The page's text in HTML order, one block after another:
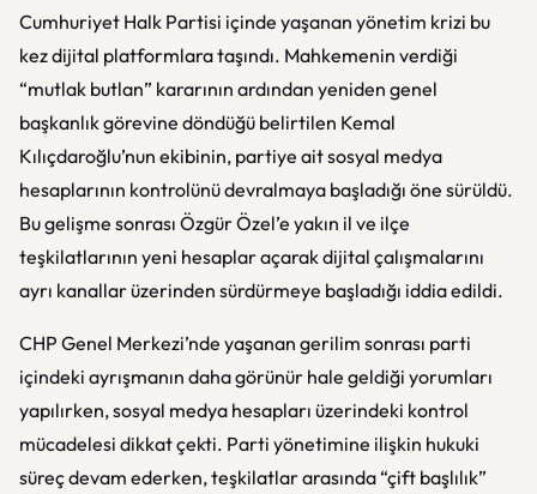
Cumhuriyet Halk Partisi içinde yaşanan yönetim krizi bu
kez dijital platformlara taşındı. Mahkemenin verdiği
“mutlak butlan” kararının ardından yeniden genel
başkanlık görevine döndüğü belirtilen Kemal
Kılıçdaroğlu’nun ekibinin, partiye ait sosyal medya
hesaplarının kontrolünü devralmaya başladığı öne sürüldü.
Bu gelişme sonrası Özgür Özel’e yakın il ve ilçe
teşkilatlarının yeni hesaplar açarak dijital çalışmalarını
ayrı kanallar üzerinden sürdürmeye başladığı iddia edildi.
CHP Genel Merkezi’nde yaşanan gerilim sonrası parti
içindeki ayrışmanın daha görünür hale geldiği yorumları
yapılırken, sosyal medya hesapları üzerindeki kontrol
mücadelesi dikkat çekti. Parti yönetimine ilişkin hukuki
süreç devam ederken, teşkilatlar arasında “çift başlılık”